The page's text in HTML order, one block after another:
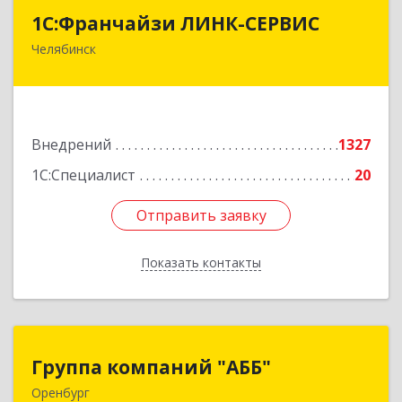
1С:Франчайзи ЛИНК-СЕРВИС
Челябинск
Внедрений
1327
1С:Специалист
20
Отправить заявку
Показать контакты
1С:Франчайзи ЛИНК-СЕРВИС
454006, Челябинская обл, Челябинск г, 3
Отправить заявку
Назад
Группа компаний "АББ"
Оренбург
Группа компаний "АББ"
460024, Оренбургская обл, Оренбург г, Аксакова